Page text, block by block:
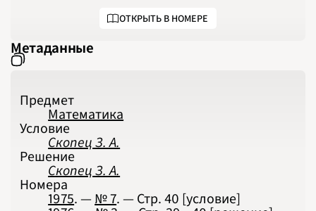
ОТКРЫТЬ В НОМЕРЕ
Метаданные
Предмет
Математика
Условие
Скопец З. А.
Решение
Скопец З. А.
Номера
1975. —№ 7. — Стр.40 [условие]